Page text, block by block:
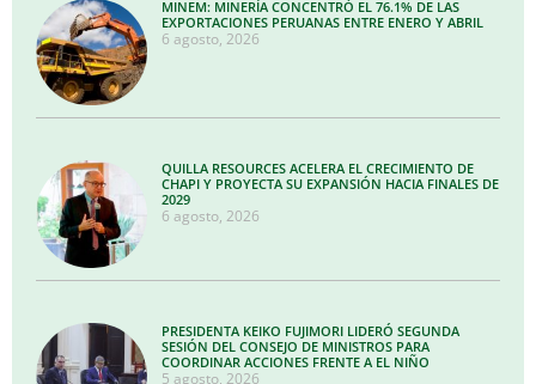
MINEM: MINERÍA CONCENTRÓ EL 76.1% DE LAS
EXPORTACIONES PERUANAS ENTRE ENERO Y ABRIL
6 agosto, 2026
QUILLA RESOURCES ACELERA EL CRECIMIENTO DE
CHAPI Y PROYECTA SU EXPANSIÓN HACIA FINALES DE
2029
6 agosto, 2026
PRESIDENTA KEIKO FUJIMORI LIDERÓ SEGUNDA
SESIÓN DEL CONSEJO DE MINISTROS PARA
COORDINAR ACCIONES FRENTE A EL NIÑO
5 agosto, 2026